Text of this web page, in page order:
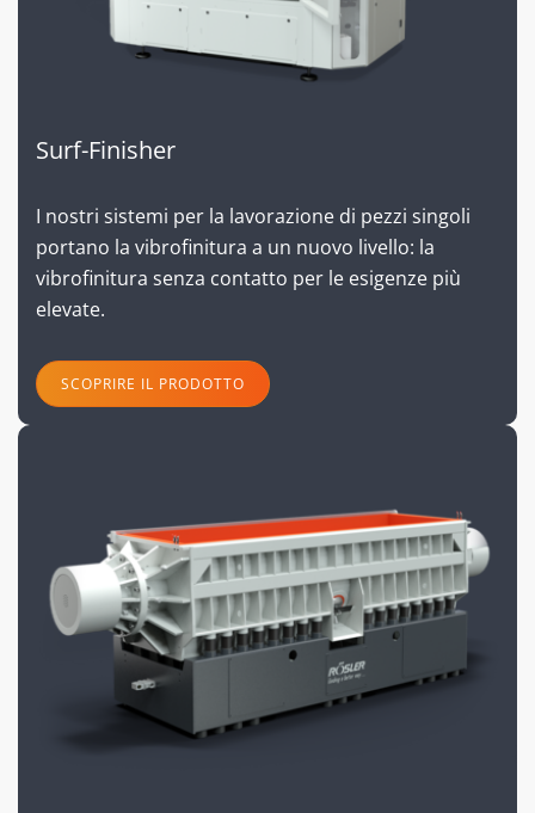
Surf-Finisher
I nostri sistemi per la lavorazione di pezzi singoli
portano la vibrofinitura a un nuovo livello: la
vibrofinitura senza contatto per le esigenze più
elevate.
SCOPRIRE IL PRODOTTO